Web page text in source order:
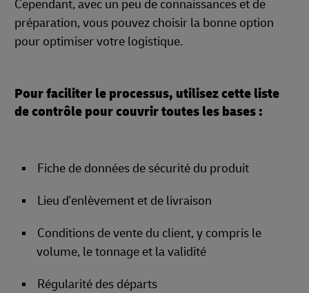
Cependant, avec un peu de connaissances et de
préparation, vous pouvez choisir la bonne option
pour optimiser votre logistique.
Pour faciliter le processus, utilisez cette liste
de contrôle pour couvrir toutes les bases :
Fiche de données de sécurité du produit
Lieu d'enlèvement et de livraison
Conditions de vente du client, y compris le
volume, le tonnage et la validité
Régularité des départs